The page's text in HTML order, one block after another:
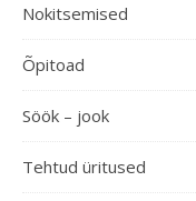
Nokitsemised
Õpitoad
Söök – jook
Tehtud üritused